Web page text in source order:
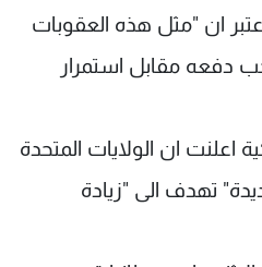
ان "مثل هذه العقوبات
دفعه مقابل استمرار
اعلنت ان الولايات المتحدة
تهدف الى "زيادة